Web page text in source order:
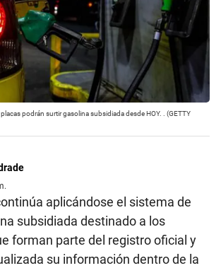
podrán surtir gasolina subsidiada desde HOY. . (GETTY
aplicándose el sistema de
subsidiada destinado a los
forman parte del registro oficial y
su información dentro de la